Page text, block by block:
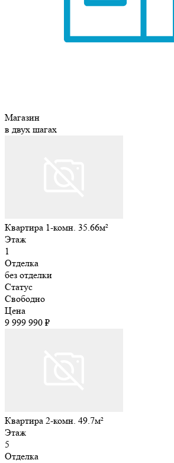
Магазин
в двух шагах
Квартира 1-комн. 35.66м²
Этаж
1
Отделка
без отделки
Статус
Свободно
Цена
9 999 990 ₽
Квартира 2-комн. 49.7м²
Этаж
5
Отделка